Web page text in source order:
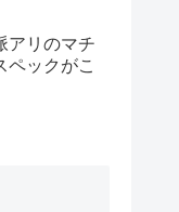
アリのマチ
ペックがこ